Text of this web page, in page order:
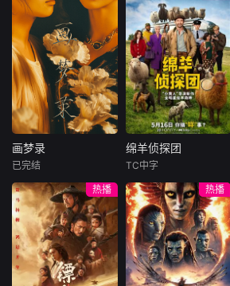
画梦录
林柏叡
民国的上海滩，身
怀绝技的孤女画师
许雁真，意外与身
陷危局的融汇银行
总账姜心羽产生交
画梦录
已完结
绵羊侦探团
尼可拉斯·博朗
尼古拉斯·加利齐纳
牧羊人乔治
（休·杰克曼饰）最
爱给羊群读侦探小
说，没想到自己有
绵羊侦探团
TC中字
热播
热播